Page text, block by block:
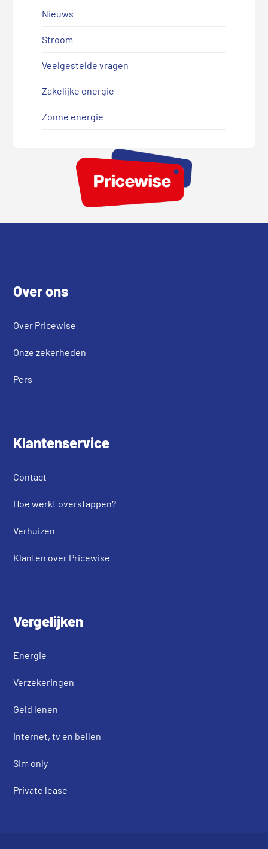
Nieuws
Stroom
Veelgestelde vragen
Zakelijke energie
Zonne energie
Over ons
Over Pricewise
Onze zekerheden
Pers
Klantenservice
Contact
Hoe werkt overstappen?
Verhuizen
Klanten over Pricewise
Vergelijken
Energie
Verzekeringen
Geld lenen
Internet, tv en bellen
Sim only
Private lease